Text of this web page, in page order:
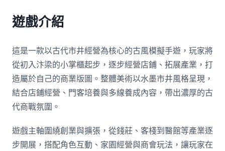
遊戲介紹
這是一款以古代市井經營為核心的古風模擬手遊，玩家將
從初入汴梁的小掌櫃起步，逐步經營店鋪、拓展產業，打
造屬於自己的商業版圖。整體美術以水墨市井風格呈現，
結合店鋪經營、門客培養與多線養成內容，帶出濃厚的古
代商戰氛圍。
遊戲主軸圍繞創業與擴張，從錢莊、客棧到醫館等產業逐
步開展，搭配角色互動、家園經營與商會玩法，讓玩家在